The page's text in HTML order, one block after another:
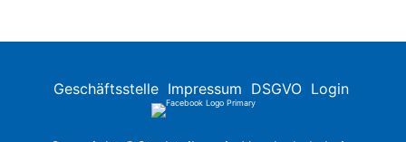
Geschäftsstelle Impressum DSGVO Login